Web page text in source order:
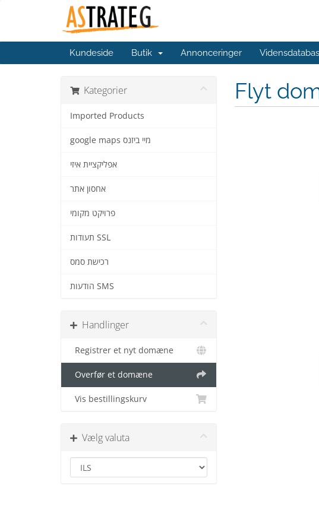
Kundeside Butik Annonceringer
Kategorier
Imported Products
google maps מיי ביזנס
אפליקציית איזי
אחסון אתר
פרויקט מקומי
תעודות SSL
רכישת סמס
הודעות SMS
Handlinger
Registrer et nyt domæne
Overfør et domæne
Vis bestillingskurv
Vælg valuta
Flyt